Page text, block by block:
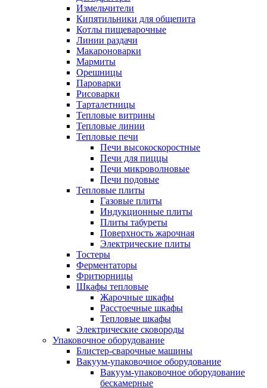
Измельчители
Кипятильники для общепита
Котлы пищеварочные
Линии раздачи
Макароноварки
Мармиты
Орешницы
Пароварки
Рисоварки
Тарталетницы
Тепловые витрины
Тепловые линии
Тепловые печи
Печи высокоскоростные
Печи для пиццы
Печи микроволновые
Печи подовые
Тепловые плиты
Газовые плиты
Индукционные плиты
Плиты табуреты
Поверхность жарочная
Электрические плиты
Тостеры
Ферментаторы
Фритюрницы
Шкафы тепловые
Жарочные шкафы
Расстоечные шкафы
Тепловые шкафы
Электрические сковороды
Упаковочное оборудование
Блистер-сварочные машины
Вакуум-упаковочное оборудование
Вакуум-упаковочное оборудование
беcкамерные